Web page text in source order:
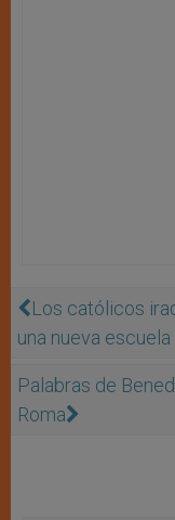
Los católicos
una nueva escuela
Palabras de
Roma